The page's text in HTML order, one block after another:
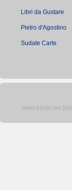
Libri da Gustare
Pietro d'Agostino
Sudate Carte
www.traspi.net